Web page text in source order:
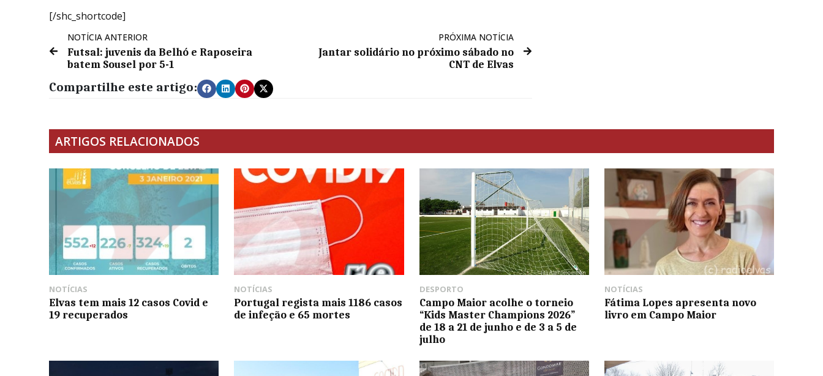
[/shc_shortcode]
NOTÍCIA ANTERIOR
Futsal: juvenis da Belhó e Raposeira
batem Sousel por 5-1
PRÓXIMA NOTÍCIA
Jantar solidário no próximo sábado no
CNT de Elvas
Compartilhe este artigo:
ARTIGOS RELACIONADOS
NOTÍCIAS
Elvas tem mais 12 casos Covid e
19 recuperados
NOTÍCIAS
Portugal regista mais 1186 casos
de infeção e 65 mortes
DESPORTO
Campo Maior acolhe o torneio
“Kids Master Champions 2026”
de 18 a 21 de junho e de 3 a 5 de
julho
NOTÍCIAS
Fátima Lopes apresenta novo
livro em Campo Maior